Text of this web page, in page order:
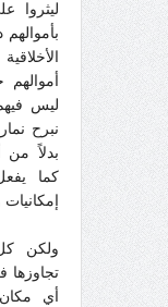
ليثروا
ليس
نبرح
بدلاً من
كما
ولكن
أي